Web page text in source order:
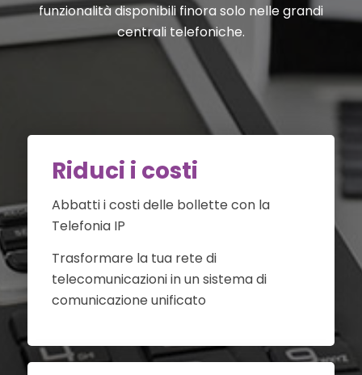
funzionalità disponibili finora solo nelle grandi
centrali telefoniche.
Riduci i costi
Abbatti i costi delle bollette con la
Telefonia IP
Trasformare la tua rete di
telecomunicazioni in un sistema di
comunicazione unificato